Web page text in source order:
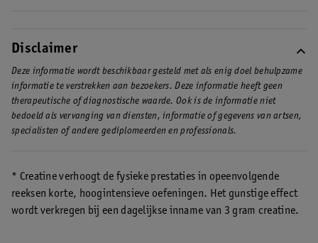
Disclaimer
Deze informatie wordt beschikbaar gesteld met als enig doel behulpzame
informatie te verstrekken aan bezoekers. Deze informatie heeft geen
therapeutische of diagnostische waarde. Ook is de informatie niet
bedoeld als vervanging van diensten, informatie of gegevens van artsen,
specialisten of andere gediplomeerden en professionals.
* Creatine verhoogt de fysieke prestaties in opeenvolgende
reeksen korte, hoogintensieve oefeningen. Het gunstige effect
wordt verkregen bij een dagelijkse inname van 3 gram creatine.